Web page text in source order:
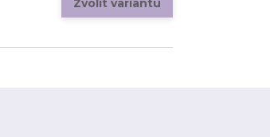
Zvolit variantu